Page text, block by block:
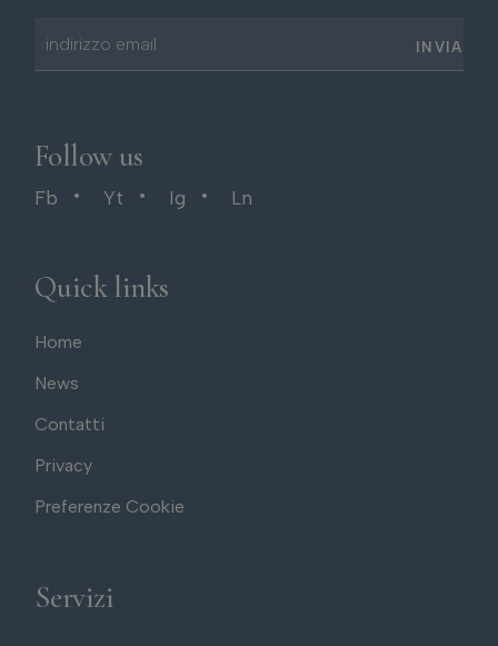
INVIA
Follow us
Fb Yt Ig Ln
Quick links
Home
News
Contatti
Privacy
Preferenze Cookie
Servizi